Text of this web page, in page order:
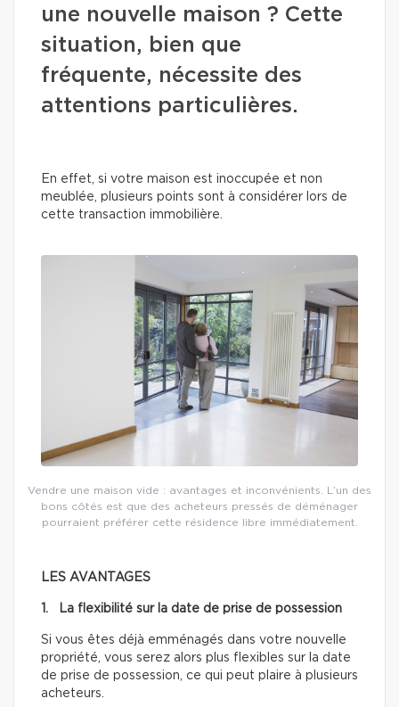
une nouvelle maison ? Cette
situation, bien que
fréquente, nécessite des
attentions particulières.
En effet, si votre maison est inoccupée et non
meublée, plusieurs points sont à considérer lors de
cette transaction immobilière.
Vendre une maison vide : avantages et inconvénients. L’un des
bons côtés est que des acheteurs pressés de déménager
pourraient préférer cette résidence libre immédiatement.
LES AVANTAGES
1. La flexibilité sur la date de prise de possession
Si vous êtes déjà emménagés dans votre nouvelle
propriété, vous serez alors plus flexibles sur la date
de prise de possession, ce qui peut plaire à plusieurs
acheteurs.